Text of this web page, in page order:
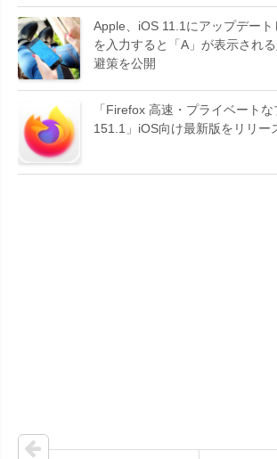
Apple、iOS 11.1にアップデート
を入力すると「A」が表示され
避策を公開
「Firefox 高速・プライベート
151.1」iOS向け最新版をリリー